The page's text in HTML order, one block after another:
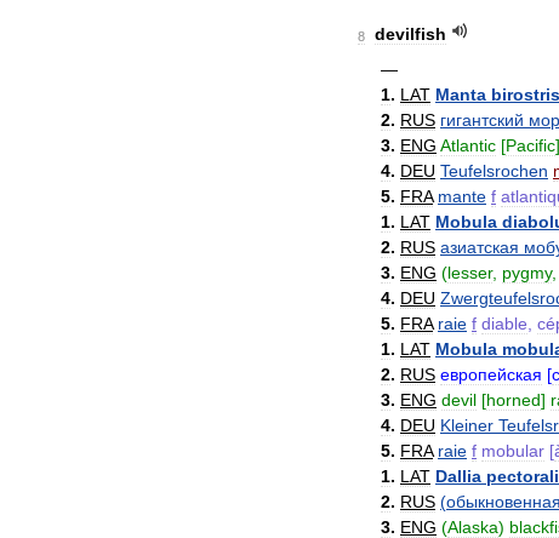
8
devilfish
—
1. LAT Manta birostris
2. RUS гигантский
3. ENG Atlantic [Pacific]
4. DEU Teufelsrochen
5. FRA mante f
1. LAT Mobula
2. RUS азиатская
3. ENG (lesser, pygmy,
4. DEU
5. FRA raie f diable
1. LAT Mobula
2. RUS европейская [
3. ENG devil [horned]
4. DEU Kleiner
5. FRA raie f mobular [
1. LAT Dallia
2. RUS (обыкновенная
3. ENG (Alaska)